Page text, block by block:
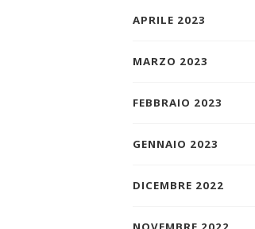
APRILE 2023
MARZO 2023
FEBBRAIO 2023
GENNAIO 2023
DICEMBRE 2022